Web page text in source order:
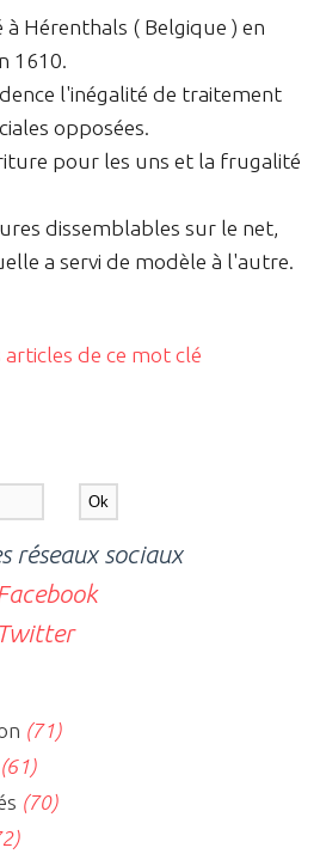
Hérenthals ( Belgique ) en
1610.
l'inégalité de traitement
opposées.
pour les uns et la frugalité
dissemblables sur le net,
a servi de modèle à l'autre.
articles de ce mot clé
réseaux sociaux
(71)
(61)
(70)